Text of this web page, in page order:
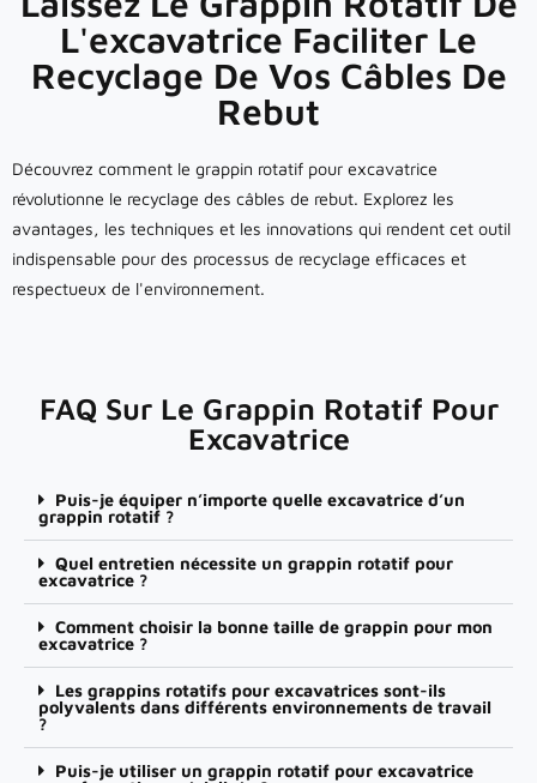
L'excavatrice Faciliter Le
Recyclage De Vos Câbles De
Rebut
Découvrez comment le grappin rotatif pour excavatrice
révolutionne le recyclage des câbles de rebut. Explorez les
avantages, les techniques et les innovations qui rendent cet outil
indispensable pour des processus de recyclage efficaces et
respectueux de l'environnement.
FAQ Sur Le Grappin Rotatif Pour
Excavatrice
Puis-je équiper n’importe quelle excavatrice d’un
grappin rotatif ?
Quel entretien nécessite un grappin rotatif pour
excavatrice ?
Comment choisir la bonne taille de grappin pour mon
excavatrice ?
Les grappins rotatifs pour excavatrices sont-ils
polyvalents dans différents environnements de travail
?
Puis-je utiliser un grappin rotatif pour excavatrice